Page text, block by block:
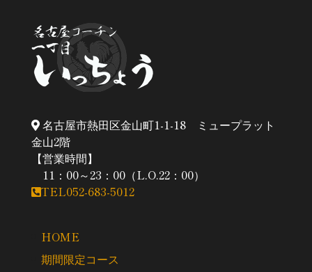
名古屋市熱田区金山町1-1-18 ミュープラット
金山2階
【営業時間】
11：00～23：00（L.O.22：00）
TEL052-683-5012
HOME
期間限定コース